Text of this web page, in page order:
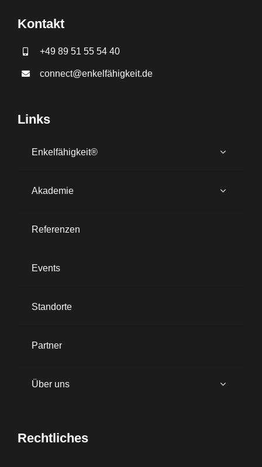
Kontakt
+49 89 51 55 54 40
connect@enkelfähigkeit.de
Links
Enkelfähigkeit®
Akademie
Referenzen
Events
Standorte
Partner
Über uns
Rechtliches